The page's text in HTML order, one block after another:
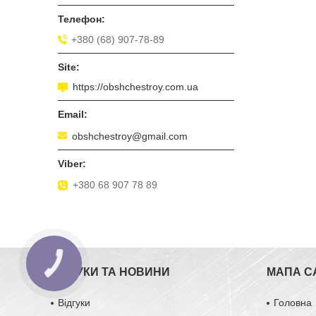
+380 (68) 907-78-89
https://obshchestroy.com.ua
obshchestroy@gmail.com
+380 68 907 78 89
ВІДГУКИ ТА НОВИНИ
Відгуки
МАПА
Головна